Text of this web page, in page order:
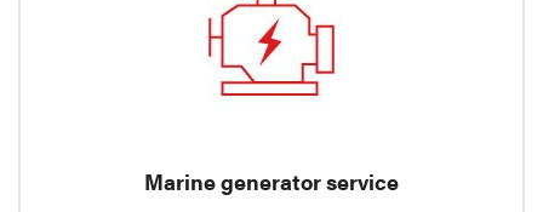
Marine generator service